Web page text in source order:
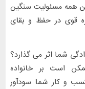
همه مسئولیت سنگین
قوی در حفظ و بقای
شما اثر می گذارد؟
است بر خانواده
و کار شما سود‌آور